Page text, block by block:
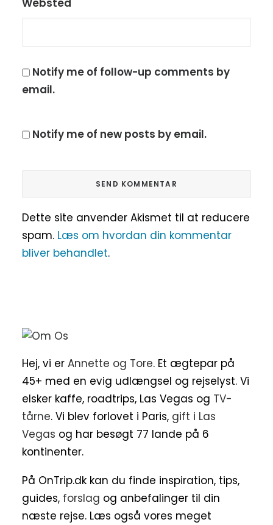
Notify me of follow-up comments by
email.
Notify me of new posts by email.
Dette site anvender Akismet til at reducere
spam. Læs om hvordan din kommentar
bliver behandlet.
Hej, vi er Annette og Tore. Et ægtepar på
45+ med en evig udlængsel og rejselyst. Vi
elsker kaffe, roadtrips, Las Vegas og TV-
tårne. Vi blev forlovet i Paris, gift i Las
Vegas og har besøgt 77 lande på 6
kontinenter.
På OnTrip.dk kan du finde inspiration, tips,
guides, forslag og anbefalinger til din
næste rejse. Læs også vores meget